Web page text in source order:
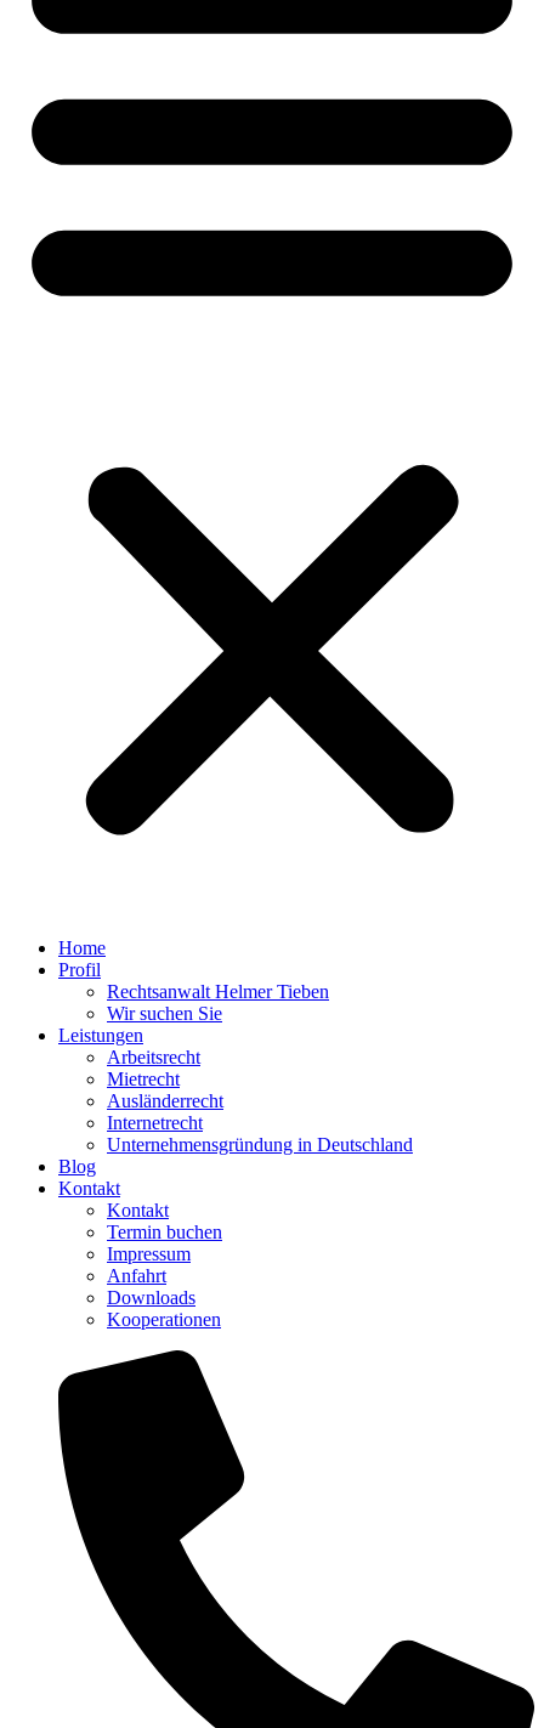
Home
Profil
Rechtsanwalt Helmer Tieben
Wir suchen Sie
Leistungen
Arbeitsrecht
Mietrecht
Ausländerrecht
Internetrecht
Unternehmensgründung in Deutschland
Blog
Kontakt
Kontakt
Termin buchen
Impressum
Anfahrt
Downloads
Kooperationen